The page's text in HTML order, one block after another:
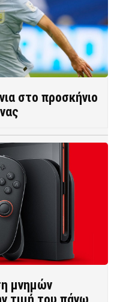
στο προσκήνιο
μνημών